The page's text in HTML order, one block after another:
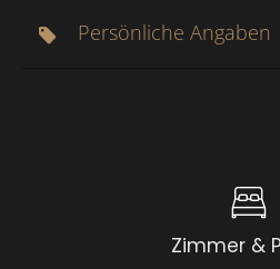
Persönliche Angaben
Zimmer &